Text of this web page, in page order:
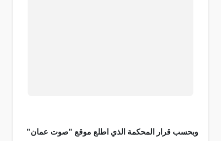
وبحسب قرار المحكمة الذي اطلع موقع "صوت عمان"